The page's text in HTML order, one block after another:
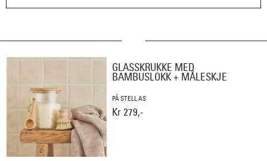
GLASSKRUKKE MED
BAMBUSLOKK + MÅLESKJE
PÅ STELL AS
Kr 279,-